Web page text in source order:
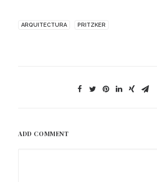
ARQUITECTURA PRITZKER
ADD COMMENT